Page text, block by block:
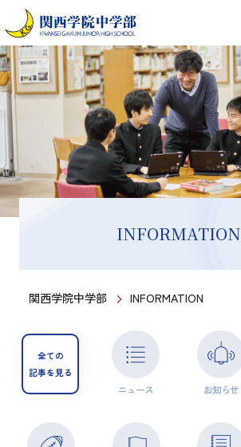
INFORMATION
関西学院中学部 INFORMATION
全ての
記事を見る
ニュース お知らせ